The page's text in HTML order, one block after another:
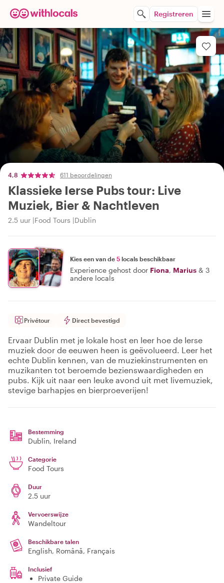
Registreren
4,8 611 beoordelingen
Klassieke Ierse Pubs tour: Live
Muziek, Bier & Nachtleven
2.5 uur Food Tours Dublin
Kies een van de 5 locals beschikbaar
Experience gehost door Fiona, Marius & 3
andere locals
Privétour Direct bevestigd
Ervaar Dublin met je lokale host en leer hoe de Ierse
muziek door de eeuwen heen is geëvolueerd. Leer het
echte Dublin kennen, van de muziekinstrumenten en
muzikanten tot beroemde bezienswaardigheden en
pubs. Kijk uit naar een leuke avond uit met livemuziek,
stevige barhapjes en bierproeverijen!
Bestemming
Dublin, Ireland
Categorie
Food Tours
Duur
2.5 uur
Vervoerswijze
Wandeltour
Beschikbare talen
English, Română, Français
Inclusief
Private Guide